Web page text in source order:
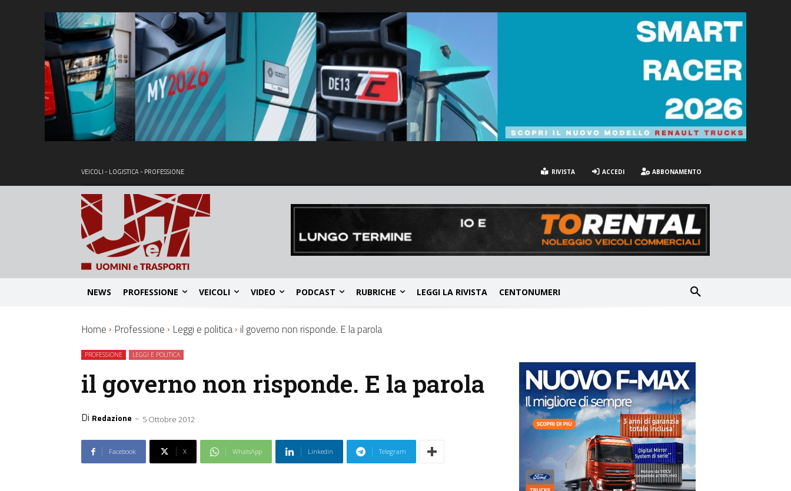
VEICOLI - LOGISTICA - PROFESSIONE RIVISTA ACCEDI ABBONAMENTO
NEWS PROFESSIONE VEICOLI VIDEO PODCAST RUBRICHE LEGGI LA RIVISTA CENTONUMERI
Home Professione Leggi e politica il governo non risponde. E la parola
PROFESSIONE LEGGI E POLITICA
il governo non risponde. E la parola
Di Redazione - 5 Ottobre 2012
Facebook X WhatsApp Linkedin Telegram